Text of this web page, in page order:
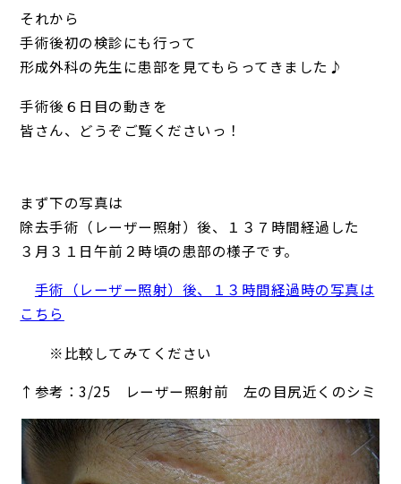
それから
手術後初の検診にも行って
形成外科の先生に患部を見てもらってきました♪
手術後６日目の動きを
皆さん、どうぞご覧くださいっ！
まず下の写真は
除去手術（レーザー照射）後、１３７時間経過した
３月３１日午前２時頃の患部の様子です。
手術（レーザー照射）後、１３時間経過時の写真は
こちら
※比較してみてください
↑参考：3/25 レーザー照射前 左の目尻近くのシミ